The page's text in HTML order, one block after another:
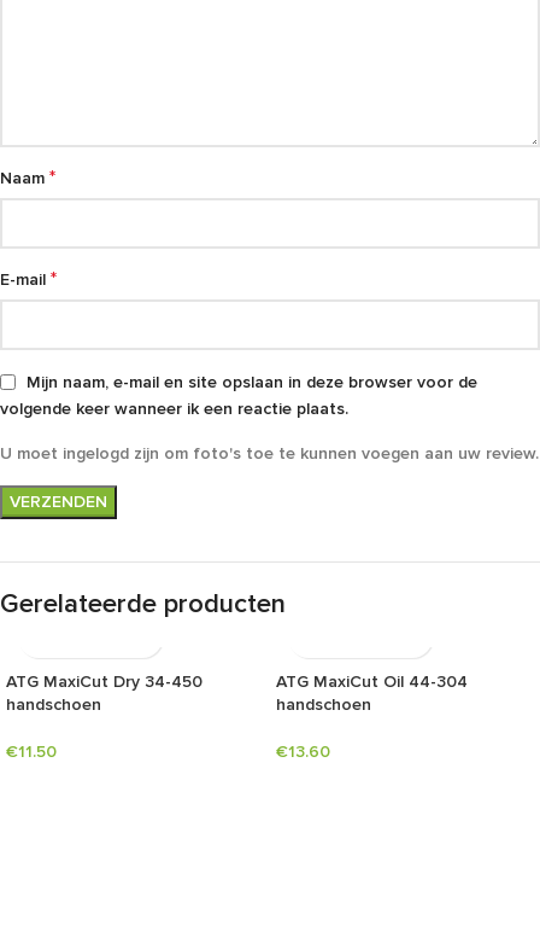
Naam *
E-mail *
Mijn naam, e-mail en site opslaan in deze browser voor de
volgende keer wanneer ik een reactie plaats.
U moet ingelogd zijn om foto's toe te kunnen voegen aan uw review.
Gerelateerde producten
ATG MaxiCut Dry 34-450
handschoen
€11.50
ATG MaxiCut Oil 44-304
handschoen
€13.60